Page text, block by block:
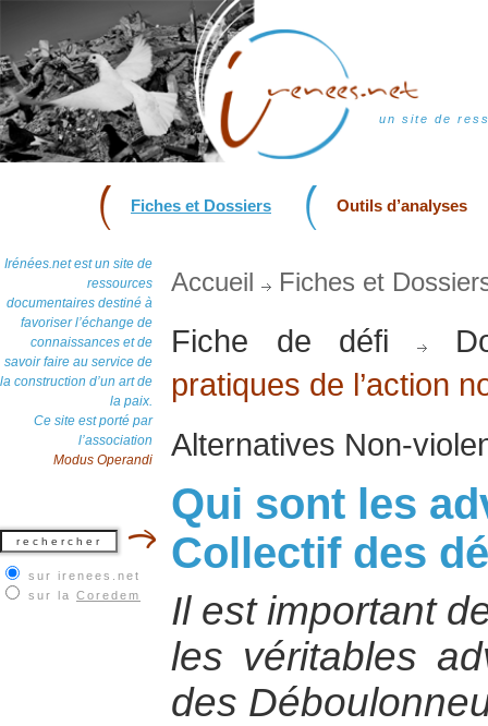
un site de
Fiches et Dossiers Outils d’analyses
Irénées.net est un site de
ressources
documentaires destiné à
favoriser l’échange de
connaissances et de
savoir faire au service de
la construction d’un art de
la paix.
Ce site est porté par
l’association
Modus Operandi
sur irenees.net
sur la Coredem
Accueil Fiches et
Fiche de défi
pratiques de l’action
Alternatives Non-
Qui sont les
Collectif des
Il est important
les véritables
des